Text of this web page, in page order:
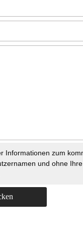
Informationen zum
und ohne